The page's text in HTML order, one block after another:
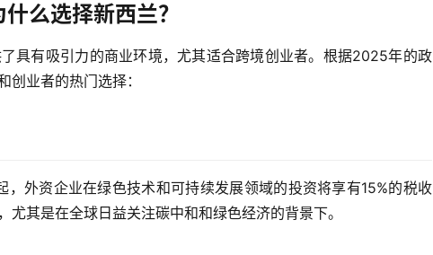
么选择新西兰？
具有吸引力的商业环境，尤其适合跨境创业者。根据2025年的政
业者的热门选择：
外资企业在绿色技术和可持续发展领域的投资将享有15%的税收
其是在全球日益关注碳中和和绿色经济的背景下。